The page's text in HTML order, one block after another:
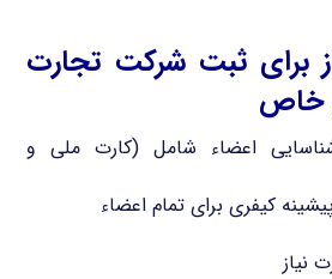
برای ثبت شرکت تجارت
خاص
اعضاء شامل (کارت ملی و
کیفری برای تمام اعضاء
نیاز